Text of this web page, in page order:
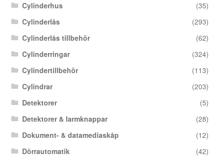
Cylinderhus
(35)
Cylinderlås
(293)
Cylinderlås tillbehör
(62)
Cylinderringar
(324)
Cylindertillbehör
(113)
Cylindrar
(203)
Detektorer
(5)
Detektorer & larmknappar
(28)
Dokument- & datamediaskåp
(12)
Dörrautomatik
(42)